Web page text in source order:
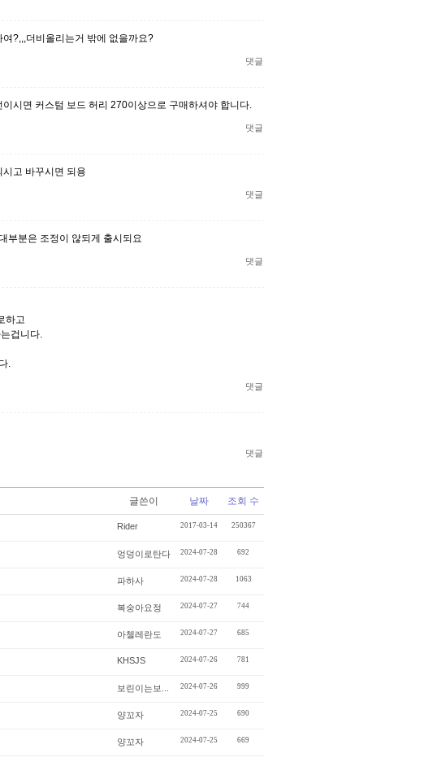
?,,,더비올리는거 밖에 없을까요?
댓글
시면 커스텀 보드 허리 270이상으로 구매하셔야 합니다.
댓글
고 바꾸시면 되용
댓글
부분은 조정이 않되게 출시되요
댓글
하고
겁니다.
.
댓글
댓글
글쓴이 날짜 조회 수
Rider 2017-03-14 250367
엉덩이로탄다 2024-07-28 692
파하사 2024-07-28 1063
복숭아요정 2024-07-27 744
아첼레란도 2024-07-27 685
KHSJS 2024-07-26 781
보린이는보... 2024-07-26 999
양꼬자 2024-07-25 690
양꼬자 2024-07-25 669